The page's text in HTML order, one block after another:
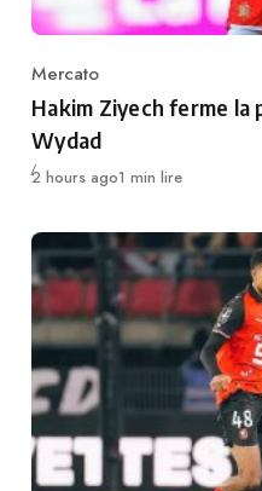
Category
Mercato
Hakim Ziyech ferme la
Wydad
Publié
2 hours ago1 min lire